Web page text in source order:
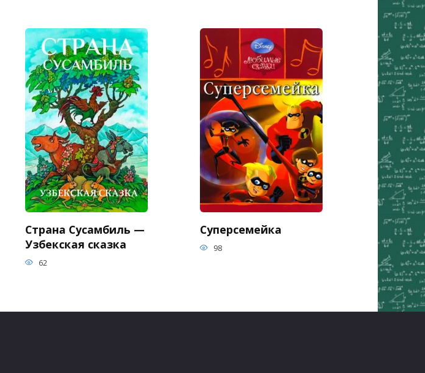
Страна Сусамбиль —
Узбекская сказка
62
Суперсемейка
98